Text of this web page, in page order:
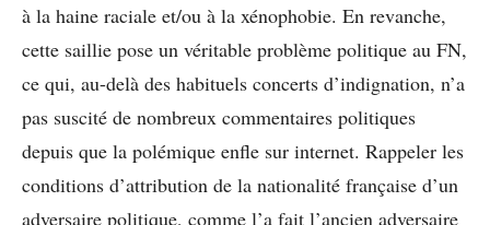
à la haine raciale et/ou à la xénophobie. En revanche,
cette saillie pose un véritable problème politique au FN,
ce qui, au-delà des habituels concerts d’indignation, n’a
pas suscité de nombreux commentaires politiques
depuis que la polémique enfle sur internet. Rappeler les
conditions d’attribution de la nationalité française d’un
adversaire politique, comme l’a fait l’ancien adversaire